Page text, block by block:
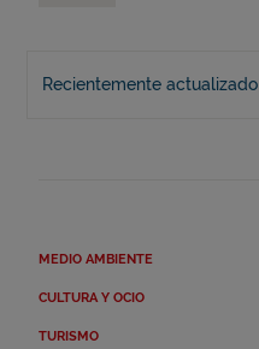
Recientemente actualizado
MEDIO AMBIENTE
CULTURA Y OCIO
TURISMO